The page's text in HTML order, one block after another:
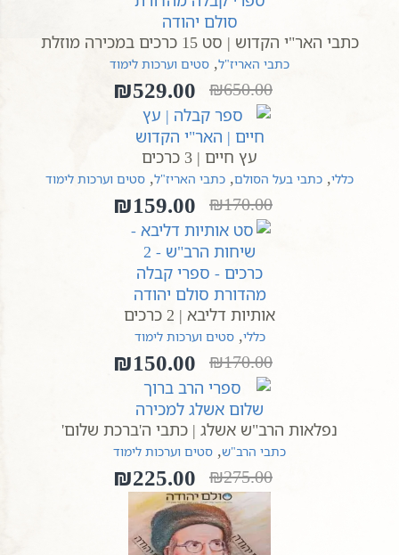
כתבי האר"י הקדוש | סט 15 כרכים במכירה מוזלת
כתבי האריז"ל, סטים וערכות לימוד
₪650.00
המחיר
המקורי
היה:
₪650.00.
₪529.00
המחיר
הנוכחי
הוא:
₪529.00.עץ חיים | 3 כרכים
כללי, כתבי בעל הסולם, כתבי האריז"ל, סטים וערכות לימוד
₪170.00
המחיר
המקורי
היה:
₪170.00.
₪159.00
המחיר
הנוכחי
הוא:
₪159.00.
אותיות דליבא | 2 כרכים
כללי,סטים וערכות לימוד
₪170.00
המחיר
המקורי
היה:
₪170.00.
₪150.00
המחיר
הנוכחי
הוא:
₪150.00.
נפלאות הרב"ש אשלג | כתבי ה'ברכת שלום'
כתבי הרב"ש, סטים וערכות לימוד
₪275.00
המחיר
המקורי
היה:
₪275.00.
₪225.00
המחיר
הנוכחי
הוא:
₪225.00.